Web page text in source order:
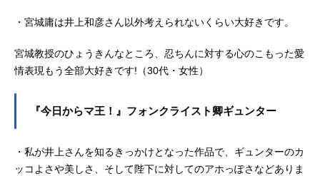
・宮城庸は井上和彦さん以外考えられないくらい大好きです。
宮城教授のひょうきんなところ、忍ちんに対する心のこもった愛
情表現もう全部大好きです!（30代・女性）
『今日からマ王！』フォンクライスト卿ギュンター
・私が井上さんを知るきっかけとなった作品で、ギュンターのカ
ッコよさや美しさ、そして陛下に対してのアホっぽさなどありま